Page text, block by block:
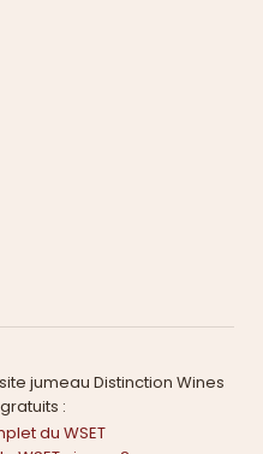
jumeau Distinction Wines
:
du WSET